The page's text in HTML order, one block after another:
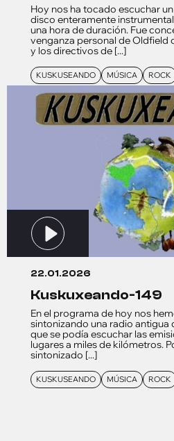
Hoy nos ha tocado escuchar
disco enteramente
una hora de duración. Fue
venganza personal de Oldfield
y los directivos de [...]
KUSKUSEANDO MÚSICA ROCK
22.01.2026
kuskuxeando-149
En el programa de hoy nos
sintonizando una radio antigua
que se podía escuchar las
lugares a miles de kilómetros.
sintonizado [...]
KUSKUSEANDO MÚSICA ROCK